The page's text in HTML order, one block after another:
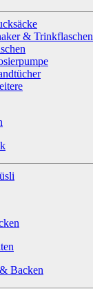
& Trinkflaschen
Backen